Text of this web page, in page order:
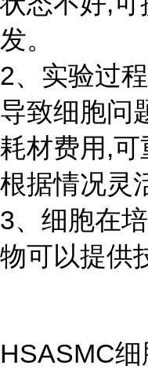
发。
2、实验过
导致细胞问
耗材费用,
根据情况灵
3、细胞在
物可以提供
HSASMC